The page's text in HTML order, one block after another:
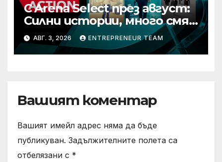
С Arena Select през август:
Силни истории, много смях
и срещи с необикновени
герои
АВГ. 3, 2026 ENTREPRENEUR TEAM
Вашият коментар
Вашият имейл адрес няма да бъде
публикуван. Задължителните полета са
отбелязани с *